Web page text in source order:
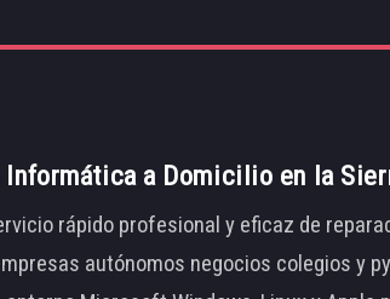
a Domicilio en la
rápido profesional y eficaz de
autónomos negocios colegios y